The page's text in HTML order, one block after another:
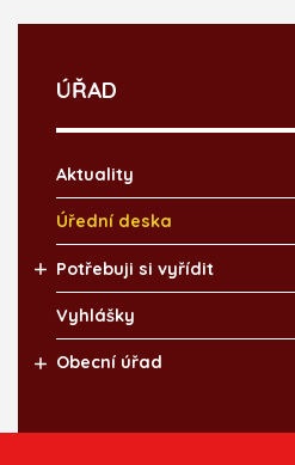
ÚŘAD
Aktuality
Úřední deska
Potřebuji si vyřídit
Vyhlášky
Obecní úřad